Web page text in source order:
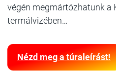
végén megmártózhatunk a
termálvizében…
Nézd meg a túraleírást!